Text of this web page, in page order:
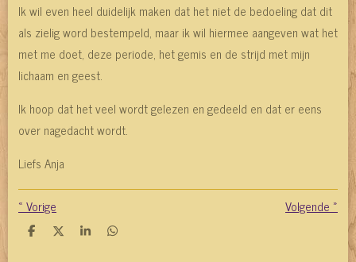
Ik wil even heel duidelijk maken dat het niet de bedoeling dat dit
als zielig word bestempeld, maar ik wil hiermee aangeven wat het
met me doet, deze periode, het gemis en de strijd met mijn
lichaam en geest.
Ik hoop dat het veel wordt gelezen en gedeeld en dat er eens
over nagedacht wordt.
Liefs Anja
« Vorige Volgende »
D D S D